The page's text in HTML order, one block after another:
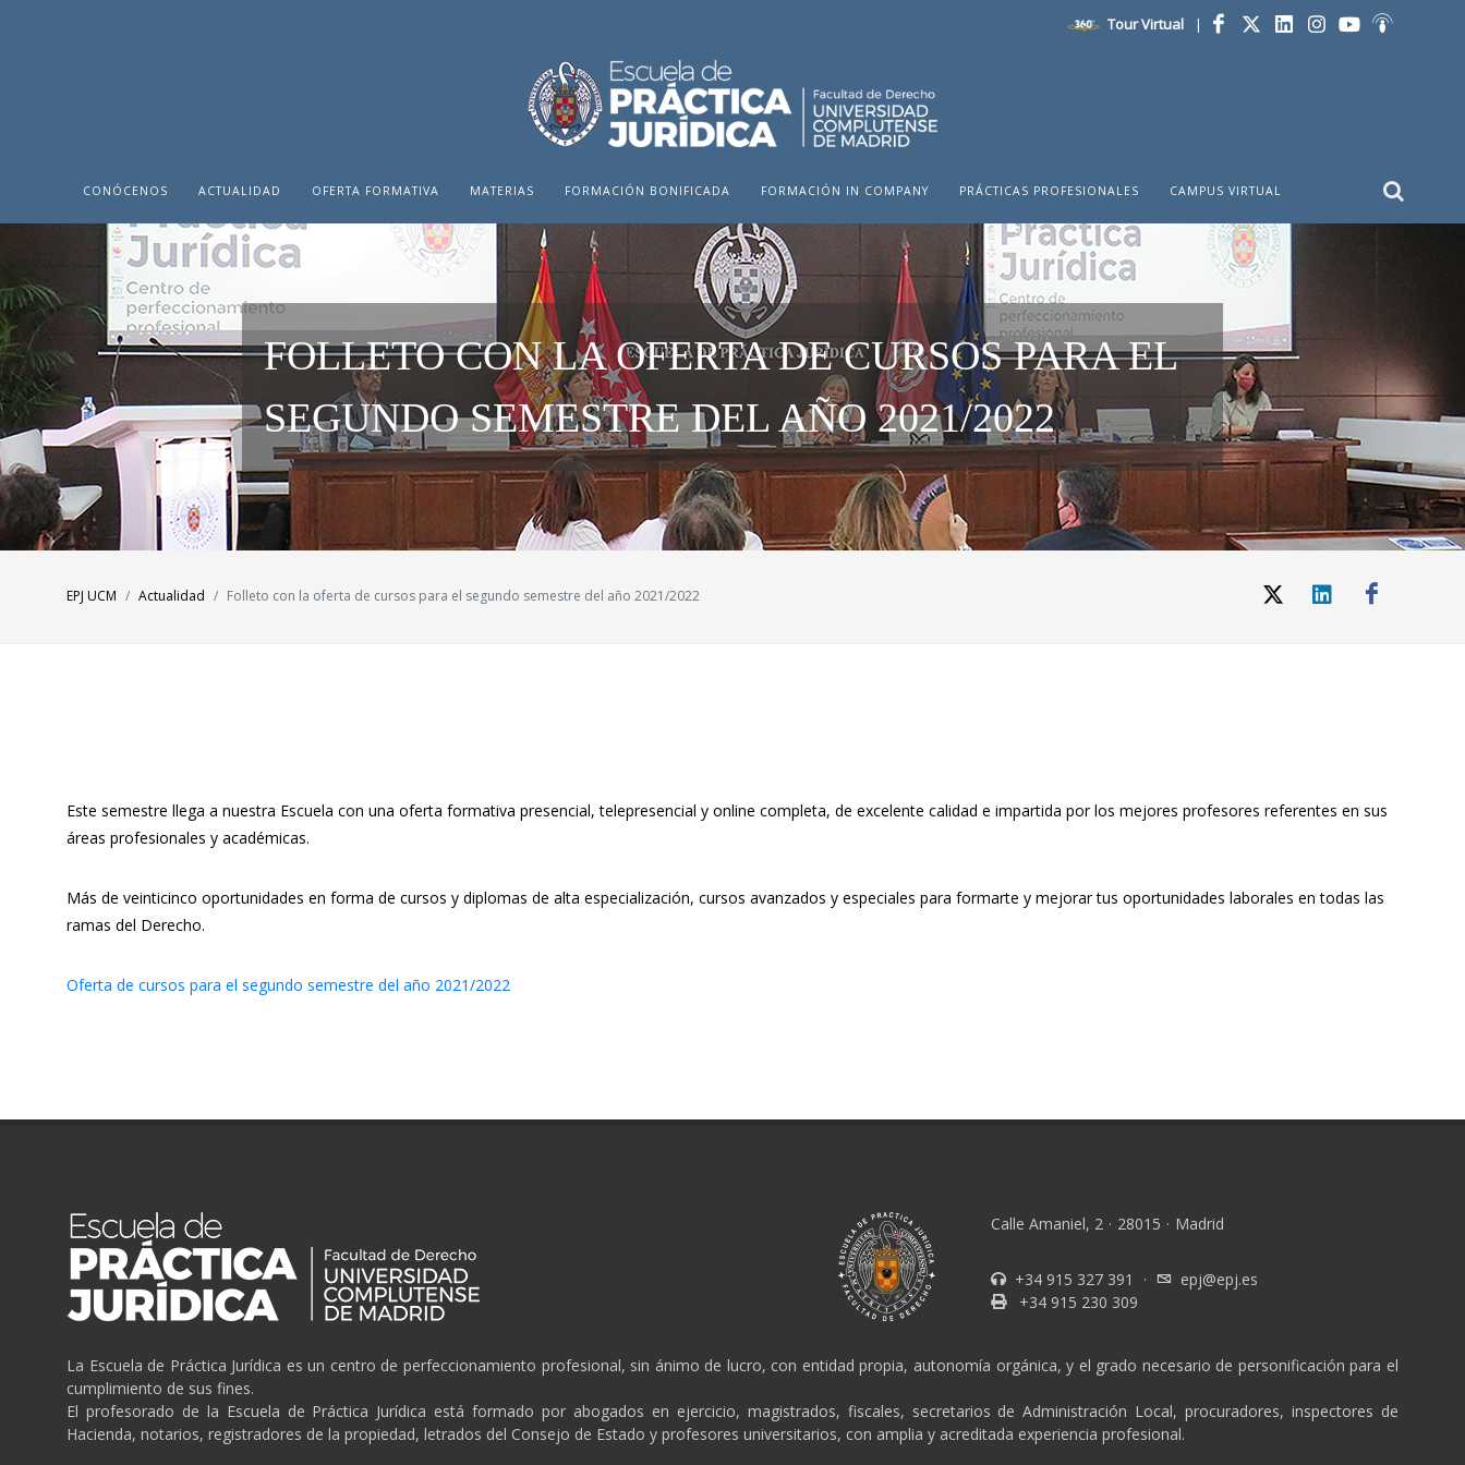
Tour Virtual |
CONÓCENOS ACTUALIDAD OFERTA FORMATIVA MATERIAS FORMACIÓN BONIFICADA FORMACIÓN IN COMPANY PRÁCTICAS PROFESIONALES CAMPUS VIRTUAL
FOLLETO CON LA OFERTA DE CURSOS PARA EL
SEGUNDO SEMESTRE DEL AÑO 2021/2022
EPJ UCM Actualidad Folleto con la oferta de cursos para el segundo semestre del año 2021/2022
Este semestre llega a nuestra Escuela con una oferta formativa presencial, telepresencial y online completa, de excelente calidad e impartida por los mejores profesores referentes en sus
áreas profesionales y académicas.
Más de veinticinco oportunidades en forma de cursos y diplomas de alta especialización, cursos avanzados y especiales para formarte y mejorar tus oportunidades laborales en todas las
ramas del Derecho.
Oferta de cursos para el segundo semestre del año 2021/2022
Calle Amaniel, 2 · 28015 · Madrid
+34 915 327 391 ·
epj@epj.es
+34 915 230 309
La Escuela de Práctica Jurídica es un centro de perfeccionamiento profesional, sin ánimo de lucro, con entidad propia, autonomía orgánica, y el grado necesario de personificación para el
cumplimiento de sus fines.
El profesorado de la Escuela de Práctica Jurídica está formado por abogados en ejercicio, magistrados, fiscales, secretarios de Administración Local, procuradores, inspectores de
Hacienda, notarios, registradores de la propiedad, letrados del Consejo de Estado y profesores universitarios, con amplia y acreditada experiencia profesional.